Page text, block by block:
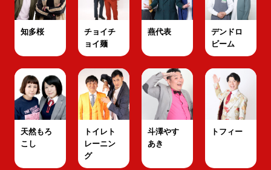
知多桜
チョイチ
ョイ麺
燕代表
デンドロ
ビーム
天然もろ
こし
トイレト
レーニン
グ
斗澤やす
あき
トフィー